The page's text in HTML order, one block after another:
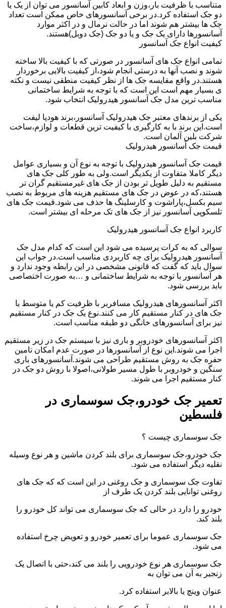
متناسب با ظرفیت بار،وزن و ابعاد کابین آسانسور می توان از یک یا
دو جک استفاده کرد.در برخی آسانسورهای خاص ممکن است تعداد
جک ها بیشتر هم شوند اما در حالت نرمال و در اکثر موارد
آسانسورها دارای یک جک و یا دو جک (جک دوبل)هستند.
کیفیت انواع جک آسانسور
تمامی انواع جک های آسانسور در صورتی که با کیفیت بالا ساخته
شوند و نصب آنها به درستی انجام شود،از کیفیت بالایی برخوردار
هستند.در واقع مقایسه جک ها از نظر کیفیت منطقی نیست و نکته
ی بسیار مهم است این است که با توجه به شرایط ساختمانی
مناسب ترین مدل جک آسانسور هیدرولیک انتخاب شود.
یکی از برندهای معتبر جک هیدرولیک آسانسور،برند هودپا لیفت
است.این برند با به کارگیری با کیفیت ترین قطعات و لوازم،ساخت
شرکت بلین آلمان است.
قیمت جک آسانسور هیدرولیک
قیمت جک آسانسور هیدرولیک با توجه به نوع آن و بسیاری عوامل
دیگر کاملا متفاوت از یکدیگر است.ولی به طور کلی جک های
مستقیم به دلیل طویل تر بودن از جک های غیرمستقیم گران تر
هستند،که در عوض در جک های مستقیم هزینه های مربوط به نصب
سیم بکسل،پاراشوت و کارسلینگ ها حذف می شود.قیمت جک های
تلسکوپی آسانسور نیز از جک های تک مرحله ای بیشتر است.
کاربرد انواع جک آسانسور هیدرولیک
سوالی که به کرات پرسیده می شود این است که کدام مدل جک
آسانسور هیدرولیک برای چه کاربردی مناسب است.در جواب این
سوال باید که گفت که قانونی مشخصی در این رابطه وجود ندارد و
هر آسانسور با توجه به شرایط ساختمانی و …به صورت اختصاصی
باید بررسی شود.
اکثر آسانسورهای هیدرولیک مسافربر با ظرفیت کم یا متوسط با
جک های در کنار مستقیم کار می کنند.نوع یک جک در کنار مستقیم
نیز برای آسانسورهای خانگی دو طبقه مناسب است.
اکثر آسانسورهای خودروبر و باری نیز با سیستم جک در زیر مستقیم
اجرا می شوند.این نوع از آسانسورها در صورت عدم امکان تامین
حفره جک به روش مستقیم طراحی می شوند.آسانسورهای باری
سنگین و خودروبر با طول مسیر طولانی،اصولا با روش دو جک در
کنار مستقیم اجرا می شوند.
تعمیر جک خودرو،جک سوسماری در
فلسطین
جک سوسماری چیست ؟
جک خودرو،جک سوسماری برای بلند کردن ماشین و هر نوع وسیله
نقلیه دیگر استفاده می شود.
تفاوت جک سوسماری و جک روغنی در این است که که جک های
روغنی توانایی بلند کردن یک طرف از
خودرو را دارد در حالی که جک سوسماری می تواند کل خودرو را
بلند کند.
جک سوسماری عموما برای تعمیر خودرو و تعویض چرخ استفاده
می شود.
جک سوسماری هر نوع خودرویی را بلند می کند،حتی با اتصال یک
زنجیر به آن می توان به
عنوان وینچ یا بالابر استفاده کرد.